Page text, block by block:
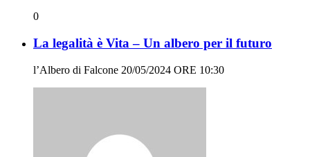
0
La legalità è Vita – Un albero per il futuro
l’Albero di Falcone 20/05/2024 ORE 10:30